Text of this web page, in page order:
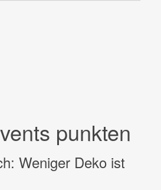
punkten
Weniger Deko ist